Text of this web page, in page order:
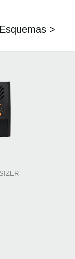
Esquemas >